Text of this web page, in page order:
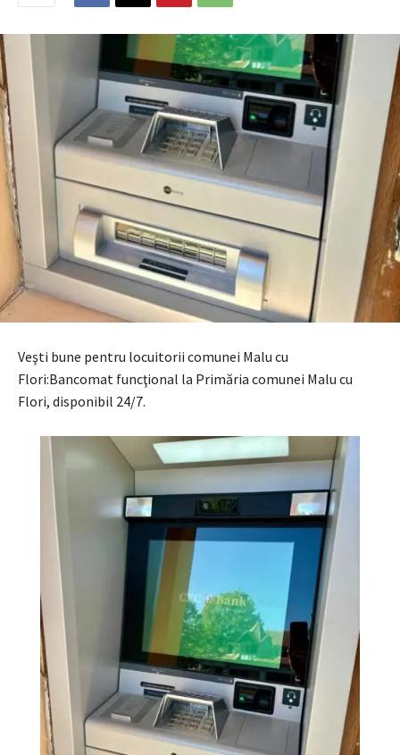
Veşti bune pentru locuitorii comunei Malu cu
Flori:Bancomat funcţional la Primăria comunei Malu cu
Flori, disponibil 24/7.